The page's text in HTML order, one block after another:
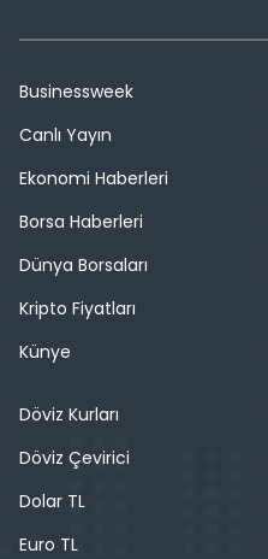
Businessweek
Canlı Yayın
Ekonomi Haberleri
Borsa Haberleri
Dünya Borsaları
Kripto Fiyatları
Künye
Döviz Kurları
Döviz Çevirici
Dolar TL
Euro TL